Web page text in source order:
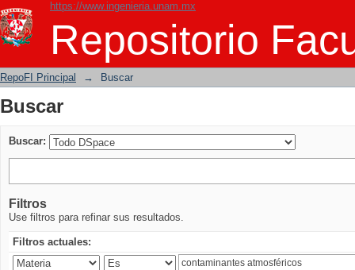
https://www.ingenieria.unam.mx
Repositorio
Buscar
RepoFI Principal → Buscar
Buscar
Buscar:
Filtros
Use filtros para refinar sus resultados.
Filtros actuales: